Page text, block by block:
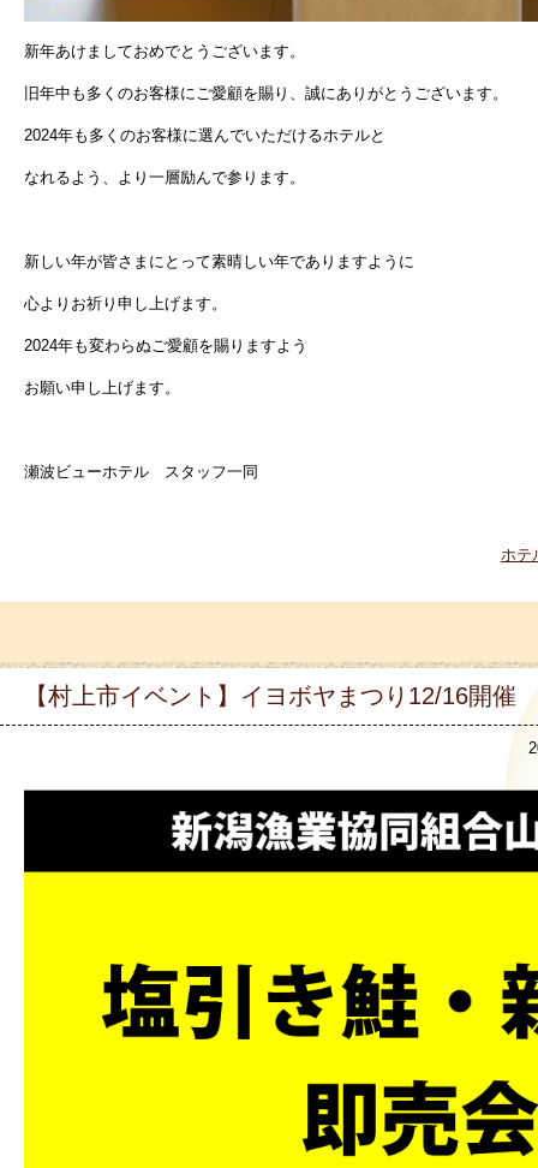
新年あけましておめでとうございます。
旧年中も多くのお客様にご愛顧を賜り、誠にありがとうございます。
2024年も多くのお客様に選んでいただけるホテルと
なれるよう、より一層励んで参ります。
新しい年が皆さまにとって素晴しい年でありますように
心よりお祈り申し上げます。
2024年も変わらぬご愛顧を賜りますよう
お願い申し上げます。
瀬波ビューホテル スタッフ一同
ホテ
【村上市イベント】イヨボヤまつり12/16開催